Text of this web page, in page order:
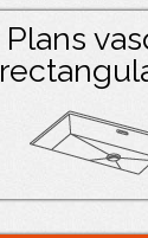
Plans